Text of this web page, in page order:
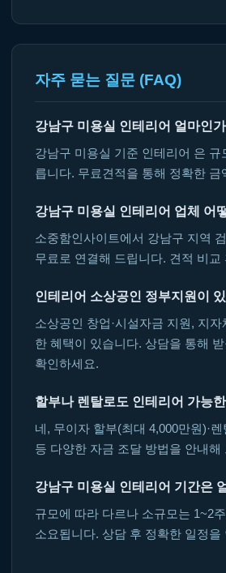
자주 묻는 질문 (FAQ)
강남구 미용실 인테리어 얼마인
강남구 미용실 기준 인테리어 은 규
릅니다. 무료견적을 통해 정확한 금
강남구 미용실 인테리어 업체 어
소중함인사이트에서 강남구 지역
무료로 연결해 드립니다. 견적 비교
인테리어 소상공인 정부지원이
소상공인 창업·시설자금 지원, 지
한 혜택이 있습니다. 상담을 통해
확인하세요.
할부나 렌탈로도 인테리어 가능
네, 무이자 할부(최대 4,000만원)·렌
등 다양한 자금 조달 방법을 안내해
강남구 미용실 인테리어 기간은
규모에 따라 다르나 소규모는 1~2
소요됩니다. 상담 후 정확한 일정을